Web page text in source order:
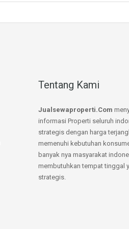
Tentang Kami
Jualsewaproperti.Com
informasi Properti seluruh
strategis dengan harga
memenuhi kebutuhan
banyak nya masyarakat
membutuhkan tempat tinggal
strategis.